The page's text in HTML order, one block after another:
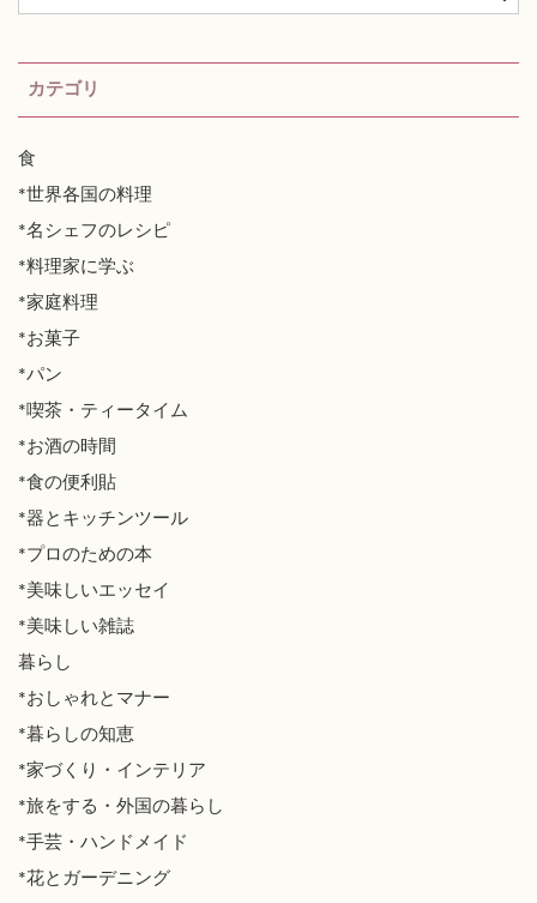
カテゴリ
食
*世界各国の料理
*名シェフのレシピ
*料理家に学ぶ
*家庭料理
*お菓子
*パン
*喫茶・ティータイム
*お酒の時間
*食の便利貼
*器とキッチンツール
*プロのための本
*美味しいエッセイ
*美味しい雑誌
暮らし
*おしゃれとマナー
*暮らしの知恵
*家づくり・インテリア
*旅をする・外国の暮らし
*手芸・ハンドメイド
*花とガーデニング